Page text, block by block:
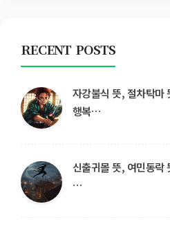
RECENT POSTS
자강불식 뜻, 절차탁마
행복…
신출귀몰 뜻, 여민동락
…